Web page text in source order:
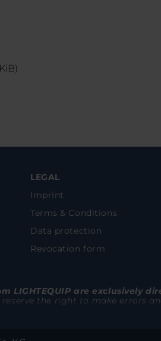
LEGAL
Imprint
Terms & Conditions
Data protection
Revocation form
LIGHTEQUIP are exclusively
the right to make errors